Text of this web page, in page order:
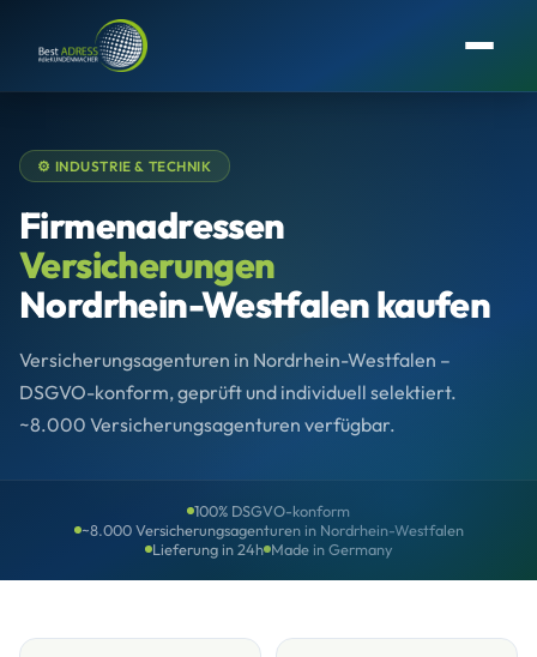
⚙️ INDUSTRIE & TECHNIK
Firmenadressen
Versicherungen
Nordrhein-Westfalen kaufen
Versicherungsagenturen in Nordrhein-Westfalen –
DSGVO-konform, geprüft und individuell selektiert.
~8.000 Versicherungsagenturen verfügbar.
100% DSGVO-konform
~8.000 Versicherungsagenturen in Nordrhein-Westfalen
Lieferung in 24h Made in Germany